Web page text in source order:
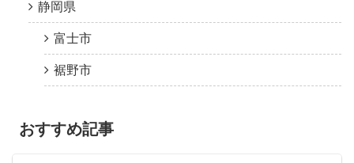
静岡県
富士市
裾野市
おすすめ記事